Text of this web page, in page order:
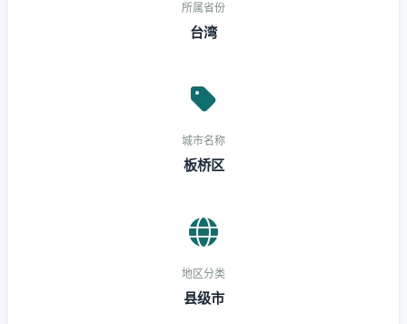
所属省份
台湾
城市名称
板桥区
地区分类
县级市